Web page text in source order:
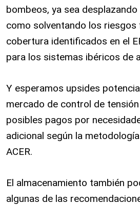
bombeos, ya sea
como solventando los
cobertura identificados en el
para los sistemas ibéricos de
Y esperamos upsides
mercado de control de
posibles pagos por
adicional según la
ACER.
El almacenamiento también
algunas de las